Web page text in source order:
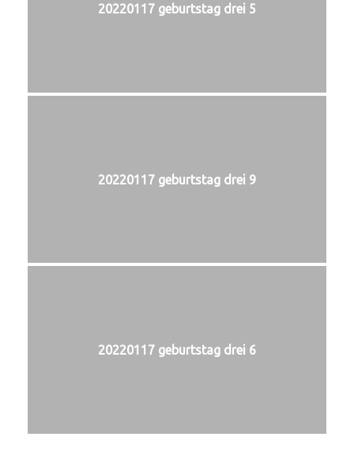
20220117 geburtstag drei 5
20220117 geburtstag drei 9
20220117 geburtstag drei 6